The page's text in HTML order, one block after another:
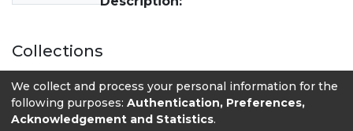
Collections
Comunicación y periodismo
We collect and process your personal information for the
following purposes: Authentication, Preferences,
Acknowledgement and Statistics.